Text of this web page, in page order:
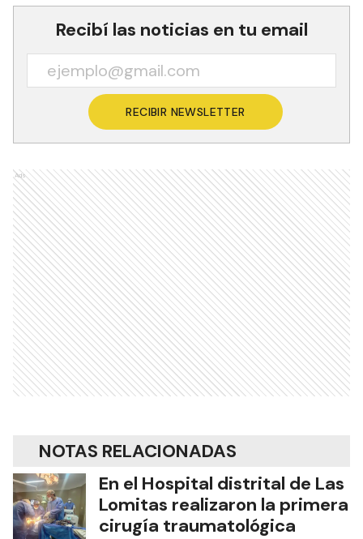
Recibí las noticias en tu email
RECIBIR NEWSLETTER
Ads
NOTAS RELACIONADAS
En el Hospital distrital de Las
Lomitas realizaron la primera
cirugía traumatológica